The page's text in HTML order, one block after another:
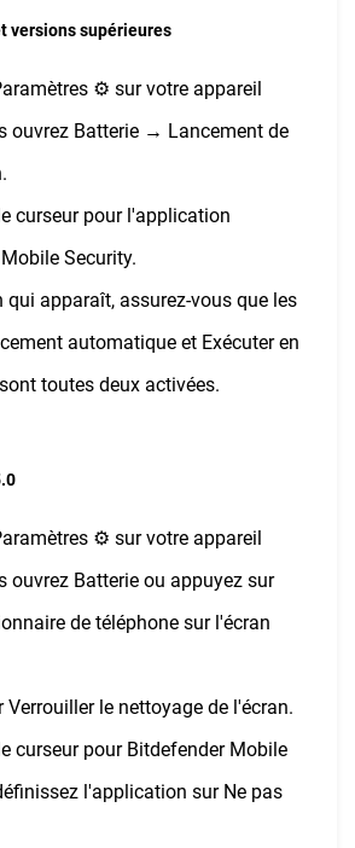
versions supérieures
⚙︎ sur votre appareil
ouvrez Batterie → Lancement de
curseur pour l'application
Security.
qui apparaît, assurez-vous que les
automatique et Exécuter en
toutes deux activées.
⚙︎ sur votre appareil
ouvrez Batterie ou appuyez sur
de téléphone sur l'écran
Verrouiller le nettoyage de l'écran.
curseur pour Bitdefender Mobile
l'application sur Ne pas